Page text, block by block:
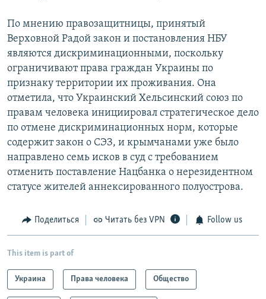
По мнению правозащитницы, принятый
Верховной Радой закон и постановления НБУ
являются дискриминационными, поскольку
ограничивают права граждан Украины по
признаку территории их проживания. Она
отметила, что Украинский Хельсинский союз по
правам человека инициировал стратегическое дело
по отмене дискриминационных норм, которые
содержит закон о СЭЗ, и крымчанами уже было
направлено семь исков в суд с требованием
отменить поставление Нацбанка о нерезидентном
статусе жителей аннексированного полуострова.
Поделиться Читать без VPN Follow us
This item is part of
Украина Права человека Общество